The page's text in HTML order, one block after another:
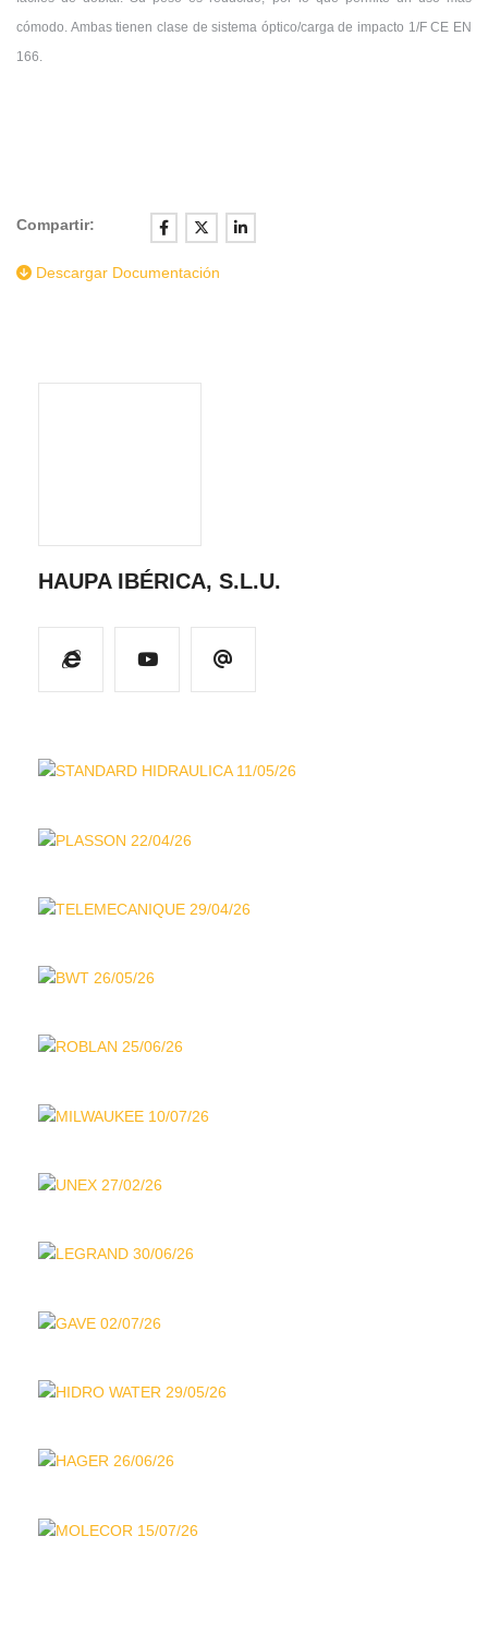
cómodo. Ambas tienen clase de sistema óptico/carga de impacto 1/F CE EN
166.
Compartir:
Descargar Documentación
HAUPA IBÉRICA, S.L.U.